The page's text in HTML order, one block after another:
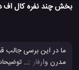
بخش چند نفره کال اف دیوتی مدرن
ما در این برسی جالب
مدرن
...